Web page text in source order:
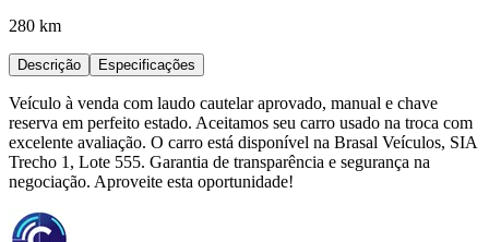
280 km
Descrição Especificações
Veículo à venda com laudo cautelar aprovado, manual e chave
reserva em perfeito estado. Aceitamos seu carro usado na troca com
excelente avaliação. O carro está disponível na Brasal Veículos, SIA
Trecho 1, Lote 555. Garantia de transparência e segurança na
negociação. Aproveite esta oportunidade!